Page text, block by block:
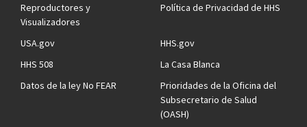
Reproductores y
Visualizadores
Política de Privacidad de HHS
USA.gov
HHS.gov
HHS 508
La Casa Blanca
Datos de la ley No FEAR
Prioridades de la Oficina del
Subsecretario de Salud
(OASH)